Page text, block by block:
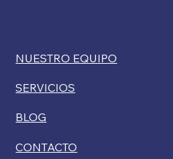
NUESTRO EQUIPO
SERVICIOS
BLOG
CONTACTO